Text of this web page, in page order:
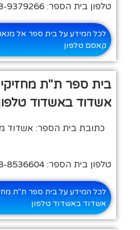
טלפון בית הספר: 03-9379266
לכל המידע על בית ספר אל
קאסם טלפון
בית ספר ת"ת
אשדוד באשדוד טלפון
כתובת בית הספר: אשדוד
טלפון בית הספר: 08-8536604
לכל המידע על בית ספר ת"ת
אשדוד באשדוד טלפון